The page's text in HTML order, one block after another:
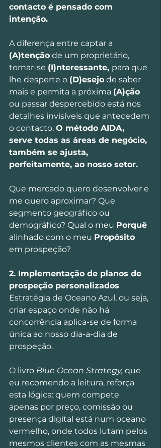
contacto é pensado com
intenção.
A diferença entre captar a
(A)tenção de um proprietário,
tornar-se (I)nteressante, para que
lhe desperte o (D)esejo de saber
mais e permita a próxima (A)ção
ou passar despercebido está nos
detalhes invisíveis que antecedem
o contacto. O método AIDA,
serve todas as áreas de negócio,
também se ajusta,
perfeitamente, ao nosso setor.
Que mercado quero desenvolver e
me quero aproximar? Que
segmento geográfico ou
demográfico? Qual o meu Porquê
alinhado com o meu Propósito
em prospeção?
2. Implementação de planos de
prospeção personalizados
Estratégia de Oceano Azul, ou seja,
criar espaço onde não há
concorrência aplica-se de forma
única ao nosso dia-a-dia de
prospeção.
O livro Blue Ocean Strategy, que
eu recomendo a leitura, reforça
esta lógica: quem compete
apenas por preço, comissão ou
presença digital está num oceano
vermelho, onde todos lutam pelos
mesmos clientes com as mesmas